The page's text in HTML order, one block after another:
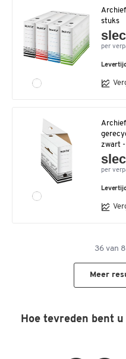
stuks
per
zwart -
per
36 van
Meer
Hoe tevreden bent